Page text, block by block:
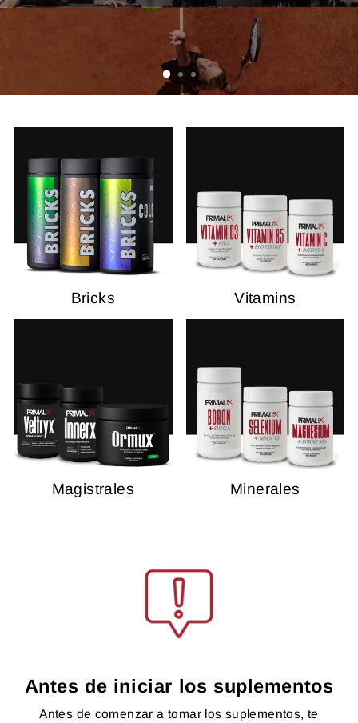
Bricks Vitamins
Magistrales Minerales
Antes de iniciar los suplementos
Antes de comenzar a tomar los suplementos, te